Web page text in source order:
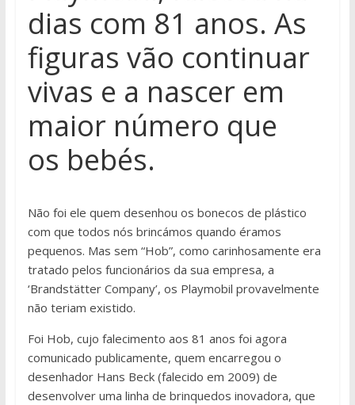
dias com 81 anos. As
figuras vão continuar
vivas e a nascer em
maior número que
os bebés.
Não foi ele quem desenhou os bonecos de plástico
com que todos nós brincámos quando éramos
pequenos. Mas sem “Hob”, como carinhosamente era
tratado pelos funcionários da sua empresa, a
‘Brandstätter Company’, os Playmobil provavelmente
não teriam existido.
Foi Hob, cujo falecimento aos 81 anos foi agora
comunicado publicamente, quem encarregou o
desenhador Hans Beck (falecido em 2009) de
desenvolver uma linha de brinquedos inovadora, que